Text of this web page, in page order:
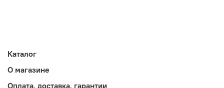
Каталог
О магазине
Оплата, доставка, гарантии